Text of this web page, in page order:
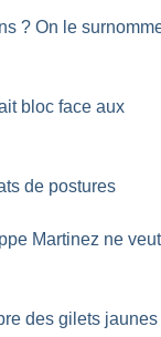
? On le
bloc face aux
de postures
Martinez ne veut
des gilets jaunes